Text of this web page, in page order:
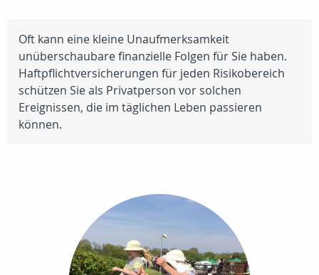
Oft kann eine kleine Unaufmerksamkeit
unüberschaubare finanzielle Folgen für Sie haben.
Haftpflichtversicherungen für jeden Risikobereich
schützen Sie als Privatperson vor solchen
Ereignissen, die im täglichen Leben passieren
können.